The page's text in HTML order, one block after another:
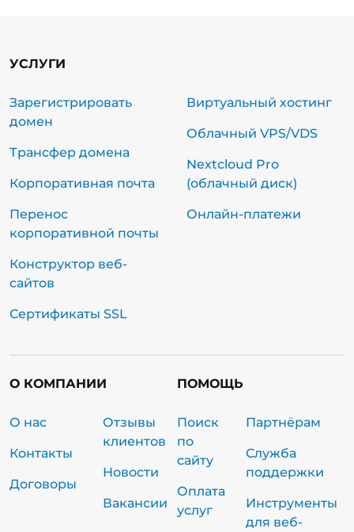
УСЛУГИ
Зарегистрировать
домен
Трансфер домена
Корпоративная почта
Перенос
корпоративной почты
Конструктор веб-
сайтов
Сертификаты SSL
Виртуальный хостинг
Облачный VPS/VDS
Nextcloud Pro
(облачный диск)
Онлайн-платежи
О КОМПАНИИ
О нас
Контакты
Договоры
Отзывы
клиентов
Новости
Вакансии
ПОМОЩЬ
Поиск
по
сайту
Оплата
услуг
Партнёрам
Служба
поддержки
Инструменты
для веб-